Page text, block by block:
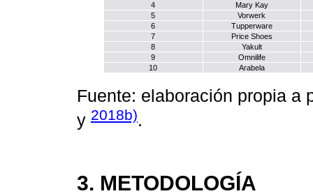
4
Mary Kay
5
Vorwerk
6
Tupperware
7
Price Shoes
8
Yakult
9
Omnilife
10
Arabela
Fuente: elaboración propia a
y 2018b).
3. METODOLOGÍA